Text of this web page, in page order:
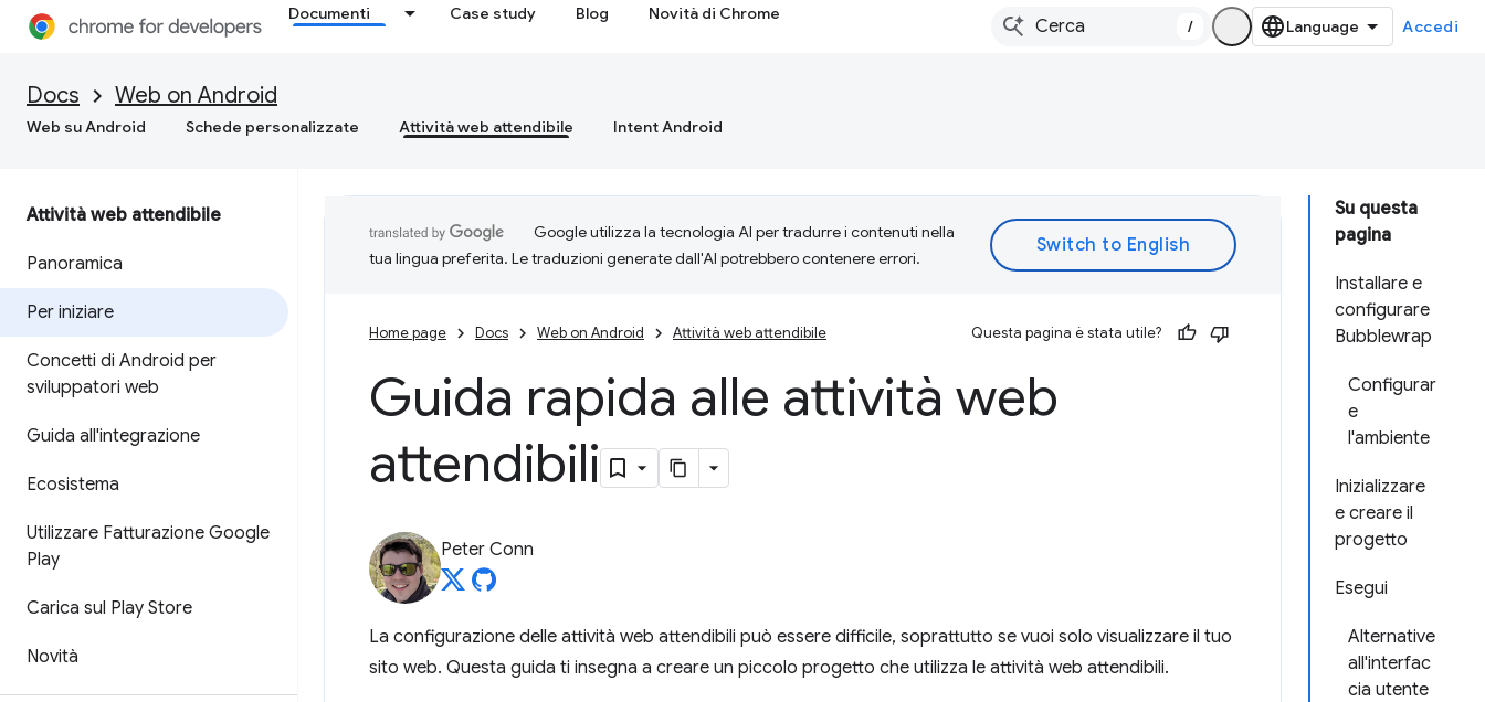
Documenti Case study Blog Novità di Chrome
/ Accedi
Docs Web on Android
Web su Android Schede personalizzate Attività web attendibile Intent Android
Attività web attendibile
Panoramica
Per iniziare
Concetti di Android per
sviluppatori web
Guida all'integrazione
Ecosistema
Utilizzare Fatturazione Google
Play
Carica sul Play Store
Novità
Su questa
pagina
Installare e
configurare
Bubblewrap
Configurar
e
l'ambiente
Inizializzare
e creare il
progetto
Esegui
Alternative
all'interfac
cia utente
Google utilizza la tecnologia AI per tradurre i contenuti nella
tua lingua preferita. Le traduzioni generate dall'AI potrebbero contenere errori.
Home page Docs Web on Android Attività web attendibile Questa pagina è stata utile?
Guida rapida alle attività web
attendibili
Peter Conn
La configurazione delle attività web attendibili può essere difficile, soprattutto se vuoi solo visualizzare il tuo
sito web. Questa guida ti insegna a creare un piccolo progetto che utilizza le attività web attendibili.